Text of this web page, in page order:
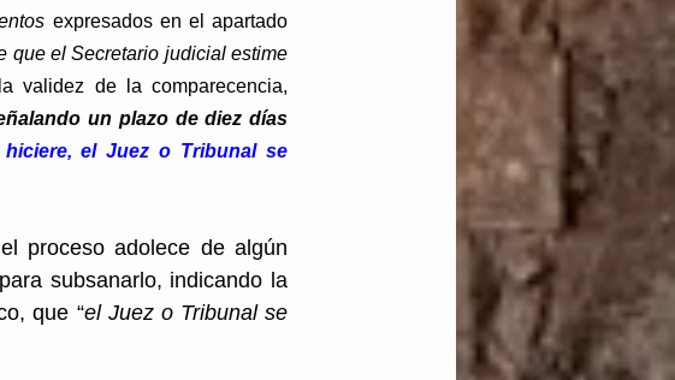
expresados en el apartado
que el Secretario judicial estime
un plazo de diez días
el Juez o Tribunal se
proceso adolece de algún
subsanarlo, indicando la
que “el Juez o Tribunal se